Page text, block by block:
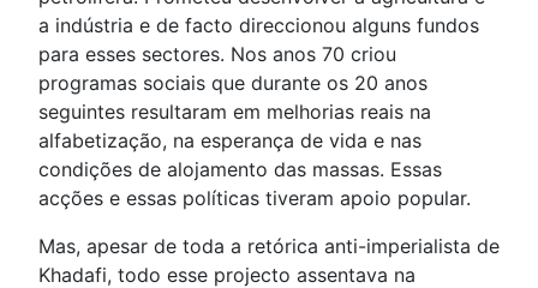
a indústria e de facto direccionou alguns fundos
para esses sectores. Nos anos 70 criou
programas sociais que durante os 20 anos
seguintes resultaram em melhorias reais na
alfabetização, na esperança de vida e nas
condições de alojamento das massas. Essas
acções e essas políticas tiveram apoio popular.
Mas, apesar de toda a retórica anti-imperialista de
Khadafi, todo esse projecto assentava na